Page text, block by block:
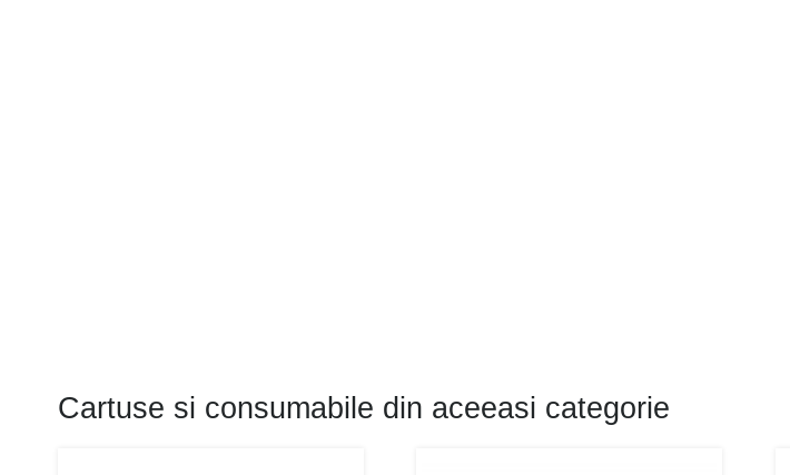
Cartuse si consumabile din aceeasi categorie